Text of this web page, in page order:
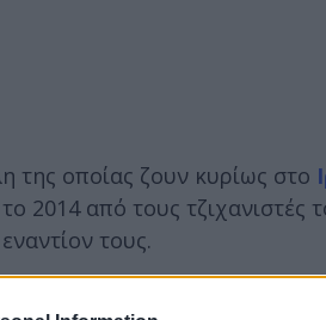
της οποίας ζουν κυρίως στο
2014 από τους τζιχανιστές
τους.